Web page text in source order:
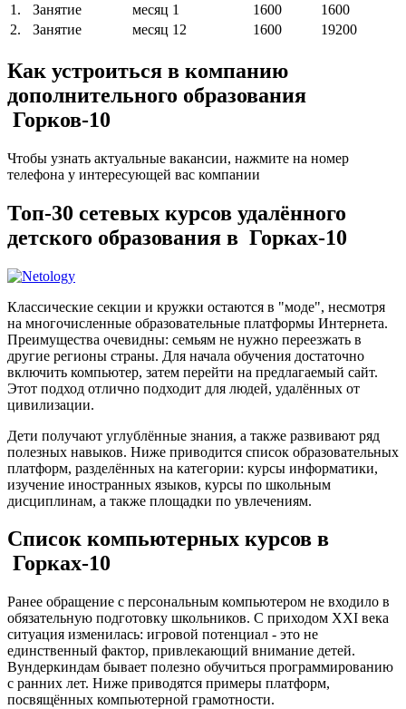
1.
Занятие месяц 1 1600
1600
2.
Занятие месяц 12 1600 19200
Как устроиться в компанию
дополнительного образования
Горков-10
Чтобы узнать актуальные вакансии, нажмите на номер
телефона у интересующей вас компании
Топ-30 сетевых курсов удалённого
детского образования в Горках-10
Классические секции и кружки остаются в "моде", несмотря
на многочисленные образовательные платформы Интернета.
Преимущества очевидны: семьям не нужно переезжать в
другие регионы страны. Для начала обучения достаточно
включить компьютер, затем перейти на предлагаемый сайт.
Этот подход отлично подходит для людей, удалённых от
цивилизации.
Дети получают углублённые знания, а также развивают ряд
полезных навыков. Ниже приводится список образовательных
платформ, разделённых на категории: курсы информатики,
изучение иностранных языков, курсы по школьным
дисциплинам, а также площадки по увлечениям.
Список компьютерных курсов в
Горках-10
Ранее обращение с персональным компьютером не входило в
обязательную подготовку школьников. С приходом XXI века
ситуация изменилась: игровой потенциал - это не
единственный фактор, привлекающий внимание детей.
Вундеркиндам бывает полезно обучиться программированию
с ранних лет. Ниже приводятся примеры платформ,
посвящённых компьютерной грамотности.